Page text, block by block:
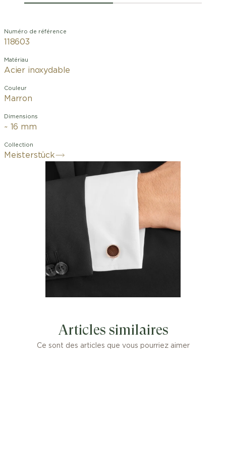
Numéro de référence
118603
Matériau
Acier inoxydable
Couleur
Marron
Dimensions
~ 16 mm
Collection
Meisterstück
Articles similaires
Ce sont des articles que vous pourriez aimer